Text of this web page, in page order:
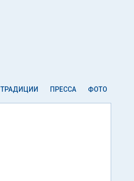
ТРАДИЦИИ ПРЕССА ФОТО